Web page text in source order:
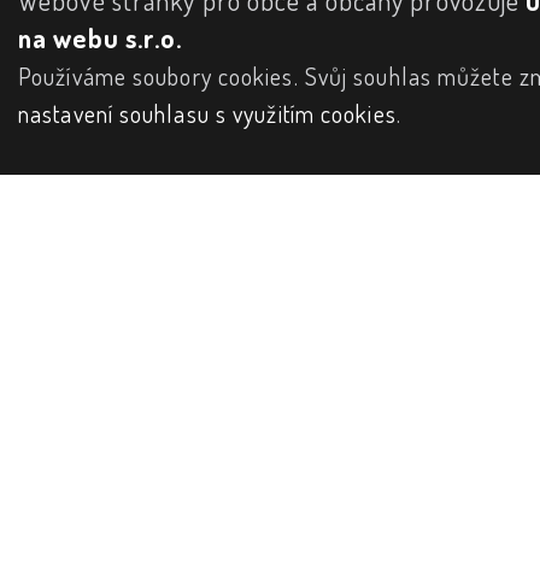
na webu s.r.o.
Používáme soubory cookies. Svůj souhlas můžete
nastavení souhlasu s využitím cookies.